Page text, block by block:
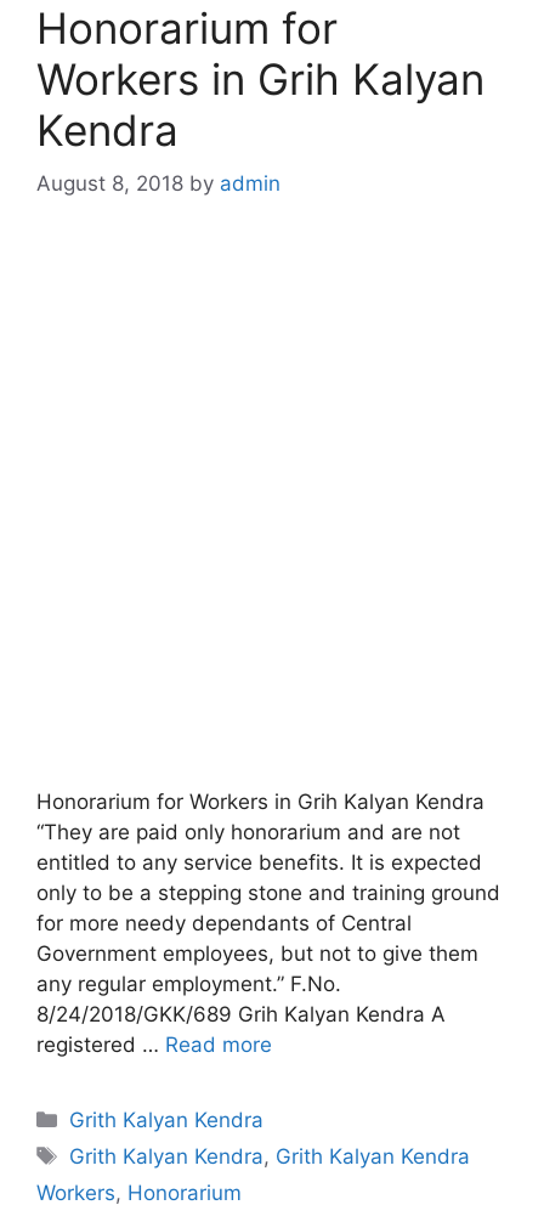
Honorarium for
Workers in Grih Kalyan
Kendra
August 8, 2018 by admin
Honorarium for Workers in Grih Kalyan Kendra
“They are paid only honorarium and are not
entitled to any service benefits. It is expected
only to be a stepping stone and training ground
for more needy dependants of Central
Government employees, but not to give them
any regular employment.” F.No.
8/24/2018/GKK/689 Grih Kalyan Kendra A
registered … Read more
Categories
Grith Kalyan Kendra
Tags
Grith Kalyan Kendra, Grith Kalyan Kendra
Workers, Honorarium